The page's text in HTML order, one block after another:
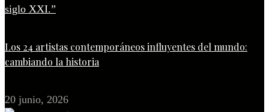
Los 24 artistas contemporáneos influyentes del mundo:
cambiando la historia
20 junio, 2026